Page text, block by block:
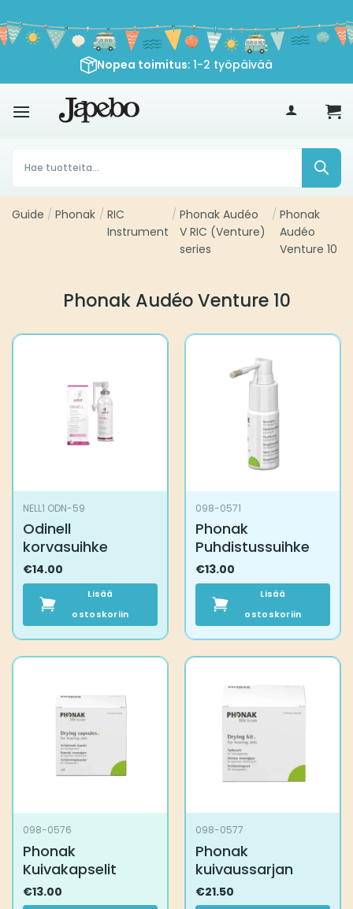
sisältöön
Nopea toimitus: 1-2 työpäivää
€ 35
Products
search
Guide / Phonak / RIC
Instrument
/ Phonak Audéo
V RIC (Venture)
series
/ Phonak
Audéo
Venture 10
Phonak Audéo Venture 10
NELL1 ODN-59
Odinell
korvasuihke
€14.00
Lisää
ostoskoriin
098-0571
Phonak
Puhdistussuihke
€13.00
Lisää
ostoskoriin
098-0576
Phonak
Kuivakapselit
€13.00
098-0577
Phonak
kuivaussarjan
€21.50